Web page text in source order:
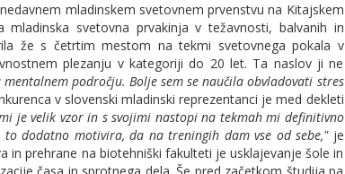
mladinskem svetovnem prvenstvu na Kitajskem
svetovna prvakinja v težavnosti, balvanih in
že s četrtim mestom na tekmi svetovnega pokala v
plezanju v kategoriji do 20 let. Ta naslov ji ne
področju. Bolje sem se naučila obvladovati stres
v slovenski mladinski reprezentanci je med dekleti
je velik vzor in s svojimi nastopi na tekmah mi definitivno
dodatno motivira, da na treningih dam vse od sebe,"je
in prehrane na biotehniški fakulteti je usklajevanje šole in